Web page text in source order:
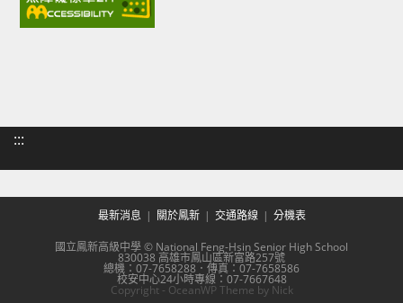
:::
最新消息 關於鳳新 交通路線 分機表
國立鳳新高級中學 © National Feng-Hsin Senior High School
830038 高雄市鳳山區新富路257號
總機：07-7658288．傳真：07-7658586
校安中心24小時專線：07-7667648
Copyright - OceanWP Theme by Nick